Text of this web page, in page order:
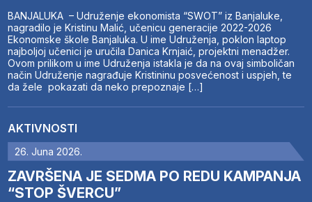
BANJALUKA – Udruženje ekonomista “SWOT” iz Banjaluke,
nagradilo je Kristinu Malić, učenicu generacije 2022-2026
Ekonomske škole Banjaluka. U ime Udruženja, poklon laptop
najboljoj učenici je uručila Danica Krnjaić, projektni menadžer.
Ovom prilikom u ime Udruženja istakla je da na ovaj simboličan
način Udruženje nagrađuje Kristininu posvećenost i uspjeh, te
da žele pokazati da neko prepoznaje […]
AKTIVNOSTI
26. Juna 2026.
ZAVRŠENA JE SEDMA PO REDU KAMPANJA
“STOP ŠVERCU”